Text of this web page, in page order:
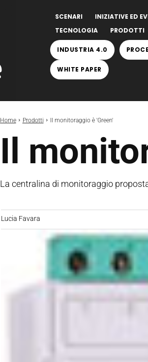
SCENARI INIZIATIVE ED
TECNOLOGIA
PRODOTTI
INDUSTRIA 4.0
WHITE PAPER
Home Prodotti Il monitoraggio è 'Green'
Il
La centralina di monitoraggio
Lucia Favara